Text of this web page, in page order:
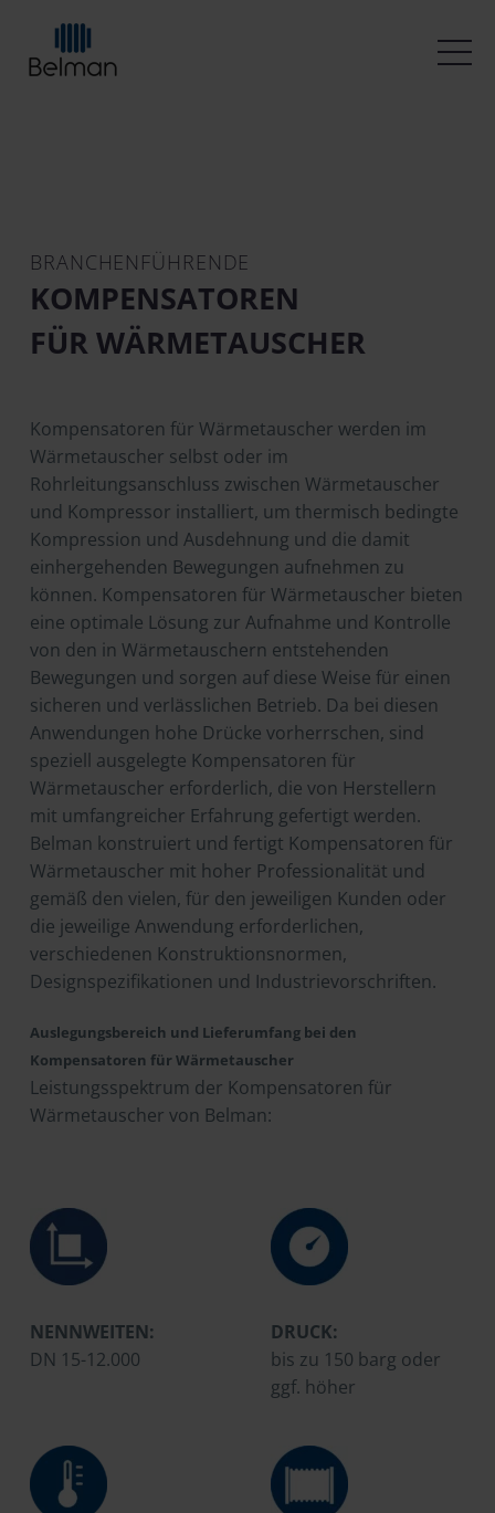
BRANCHENFÜHRENDE
KOMPENSATOREN
FÜR WÄRMETAUSCHER
Kompensatoren für Wärmetauscher werden im
Wärmetauscher selbst oder im
Rohrleitungsanschluss zwischen Wärmetauscher
und Kompressor installiert, um thermisch bedingte
Kompression und Ausdehnung und die damit
einhergehenden Bewegungen aufnehmen zu
können. Kompensatoren für Wärmetauscher bieten
eine optimale Lösung zur Aufnahme und Kontrolle
von den in Wärmetauschern entstehenden
Bewegungen und sorgen auf diese Weise für einen
sicheren und verlässlichen Betrieb. Da bei diesen
Anwendungen hohe Drücke vorherrschen, sind
speziell ausgelegte Kompensatoren für
Wärmetauscher erforderlich, die von Herstellern
mit umfangreicher Erfahrung gefertigt werden.
Belman konstruiert und fertigt Kompensatoren für
Wärmetauscher mit hoher Professionalität und
gemäß den vielen, für den jeweiligen Kunden oder
die jeweilige Anwendung erforderlichen,
verschiedenen Konstruktionsnormen,
Designspezifikationen und Industrievorschriften.
Auslegungsbereich und Lieferumfang bei den
Kompensatoren für Wärmetauscher
Leistungsspektrum der Kompensatoren für
Wärmetauscher von Belman:
NENNWEITEN:
DN 15-12.000
DRUCK:
bis zu 150 barg oder
ggf. höher